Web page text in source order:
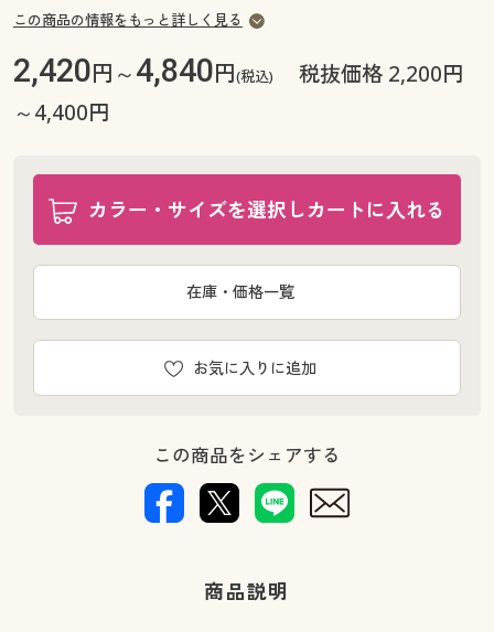
よくある質問とお問い合わせ
よくある質問とお問い合わせ
この商品の情報をもっと詳しく見る
2,420円～4,840円(税込)
税抜価格 2,200円
～4,400円
カラー・サイズを選択しカートに入れる
お気に入りに追加
在庫・価格一覧
この商品をシェアする
商品説明